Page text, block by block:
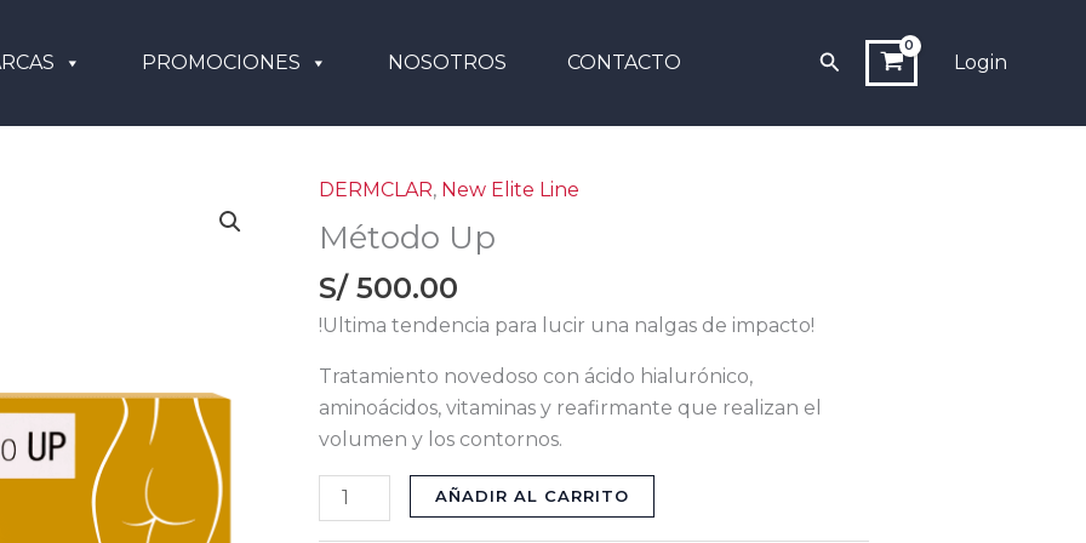
PROMOCIONES NOSOTROS CONTACTO Buscar Login
DERMCLAR, New Elite Line
Método Up
S/500.00
!Ultima tendencia para lucir una nalgas de impacto!
Tratamiento novedoso con ácido hialurónico,
aminoácidos, vitaminas y reafirmante que realizan el
volumen y los contornos.
Método
Up
AÑADIR AL CARRITO